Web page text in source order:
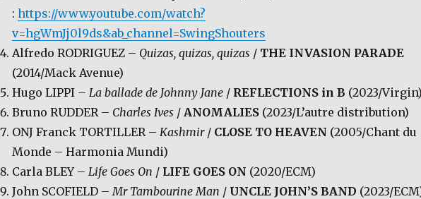
: https://www.youtube.com/watch?
v=hgWmJj0l9ds&ab_channel=SwingShouters
Alfredo RODRIGUEZ – Quizas, quizas, quizas / THE INVASION PARADE
(2014/Mack Avenue)
Hugo LIPPI – La ballade de Johnny Jane/ REFLECTIONS in B (2023/
Bruno RUDDER – Charles Ives / ANOMALIES(2023/L’autre distribution)
ONJ Franck TORTILLER – Kashmir/ CLOSE TO HEAVEN (2005/Chant du
Monde – Harmonia Mundi)
Carla BLEY – Life Goes On / LIFE GOES ON (2020/ECM)
John SCOFIELD –Mr Tambourine Man / UNCLE JOHN’S BAND (2023/